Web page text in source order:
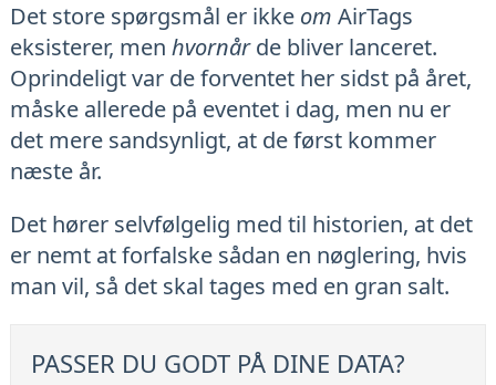
Det store spørgsmål er ikke om AirTags
eksisterer, men hvornårde bliver lanceret.
Oprindeligt var de forventet her sidst på året,
måske allerede på eventet i dag, men nu er
det mere sandsynligt, at de først kommer
næste år.
Det hører selvfølgelig med til historien, at det
er nemt at forfalske sådan en nøglering, hvis
man vil, så det skal tages med en gran salt.
PASSER DU GODT PÅ DINE DATA?